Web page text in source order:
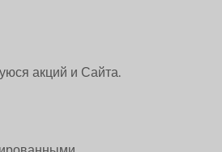
акций и Сайта.